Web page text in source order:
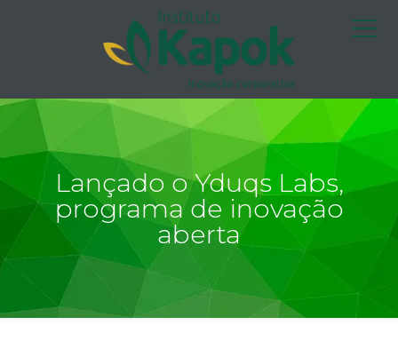
Lançado o Yduqs Labs,
programa de inovação
aberta